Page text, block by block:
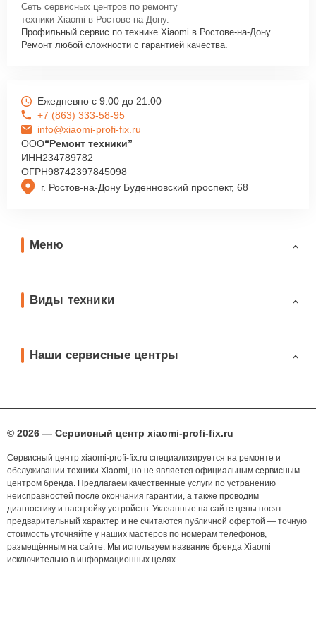
Сеть сервисных центров по ремонту
техники Xiaomi в Ростове-на-Дону.
Профильный сервис по технике Xiaomi в Ростове-на-Дону.
Ремонт любой сложности с гарантией качества.
г. Ростов-на-Дону Буденновский проспект, 68
Ежедневно с 9:00 до 21:00
+7 (863) 333-58-95
info@xiaomi-profi-fix.ru
ООО“Ремонт техники”
ИНН234789782
ОГРН98742397845098
Меню
Виды техники
Наши сервисные центры
© 2026 — Сервисный центр xiaomi-profi-fix.ru
Сервисный центр xiaomi-profi-fix.ru специализируется на ремонте и
обслуживании техники Xiaomi, но не является официальным сервисным
центром бренда. Предлагаем качественные услуги по устранению
неисправностей после окончания гарантии, а также проводим
диагностику и настройку устройств. Указанные на сайте цены носят
предварительный характер и не считаются публичной офертой — точную
стоимость уточняйте у наших мастеров по номерам телефонов,
размещённым на сайте. Мы используем название бренда Xiaomi
исключительно в информационных целях.